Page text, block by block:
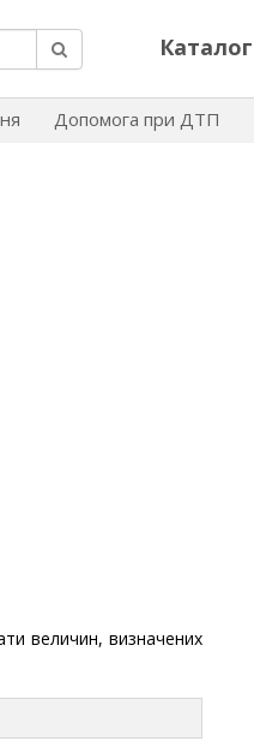
Каталог
Допомога при ДТП
величин, визначених